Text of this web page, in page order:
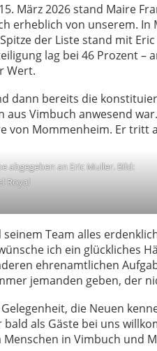
März 2026 stand Maire
erheblich von unserem.
der Liste stand mit
lag bei 46 Prozent –
Wert.
dann bereits die
aus Vimbuch anwesend
von Mommenheim. Er tritt
abgegeben an Eric Muller. Bild:
Royal
Team alles
ich ein glückliches
ehrenamtlichen
jemanden geben, der
die Neuen
als Gäste bei uns
in Vimbuch und